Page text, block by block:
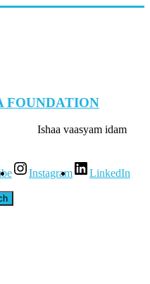
idam
Instagram LinkedIn